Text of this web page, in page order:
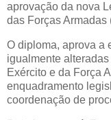
aprovação da nova
das Forças Armadas
O diploma, aprova a
igualmente
Exército e da Força
enquadramento
coordenação de